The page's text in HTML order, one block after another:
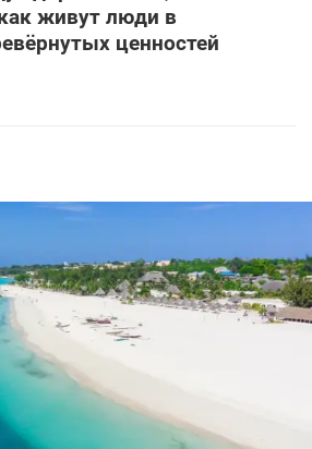
живут люди в
ценностей